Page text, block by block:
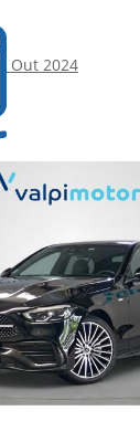
Out 2024
Automática